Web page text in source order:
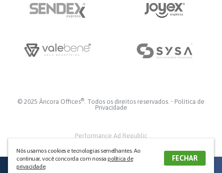
CANAIS DE
VENDA
© 2025 Âncora Offices® . Todos os direitos reservados. • Política de
Privacidade
Performance Ad Republic
Nós usamos cookies e tecnologias semelhantes. Ao
continuar, você concorda com nossapolítica de
privacidade.
FECHAR